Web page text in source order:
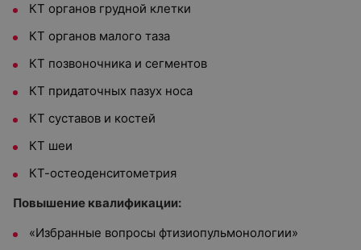
КТ органов грудной клетки
КТ органов малого таза
КТ позвоночника и сегментов
КТ придаточных пазух носа
КТ суставов и костей
КТ шеи
КТ-остеоденситометрия
Повышение квалификации:
«Избранные вопросы фтизиопульмонологии»